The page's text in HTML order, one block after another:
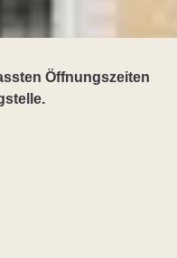
Öffnungszeiten